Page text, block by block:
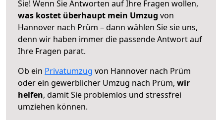
Sie! Wenn Sie Antworten auf Ihre Fragen wollen,
was kostet überhaupt mein Umzug von
Hannover nach Prüm – dann wählen Sie sie uns,
denn wir haben immer die passende Antwort auf
Ihre Fragen parat.
Ob ein Privatumzug von Hannover nach Prüm
oder ein gewerblicher Umzug nach Prüm, wir
helfen, damit Sie problemlos und stressfrei
umziehen können.